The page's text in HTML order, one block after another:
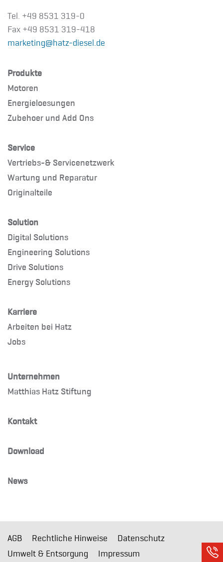
Tel. +49 8531 319-0
Fax +49 8531 319-418
marketing@hatz-diesel.de
Produkte
Motoren
Energieloesungen
Zubehoer und Add Ons
Service
Vertriebs-& Servicenetzwerk
Wartung und Reparatur
Originalteile
Solution
Digital Solutions
Engineering Solutions
Drive Solutions
Energy Solutions
Karriere
Arbeiten bei Hatz
Jobs
Unternehmen
Matthias Hatz Stiftung
Kontakt
Download
News
AGB Rechtliche Hinweise
Datenschutz
Umwelt & Entsorgung
Impressum